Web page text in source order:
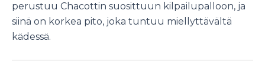
perustuu Chacottin suosittuun kilpailupalloon, ja
siinä on korkea pito, joka tuntuu miellyttävältä
kädessä.